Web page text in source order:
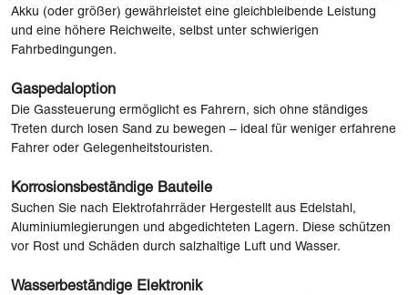
Akku (oder größer) gewährleistet eine gleichbleibende Leistung
und eine höhere Reichweite, selbst unter schwierigen
Fahrbedingungen.
Gaspedaloption
Die Gassteuerung ermöglicht es Fahrern, sich ohne ständiges
Treten durch losen Sand zu bewegen – ideal für weniger erfahrene
Fahrer oder Gelegenheitstouristen.
Korrosionsbeständige Bauteile
Suchen Sie nach Elektrofahrräder Hergestellt aus Edelstahl,
Aluminiumlegierungen und abgedichteten Lagern. Diese schützen
vor Rost und Schäden durch salzhaltige Luft und Wasser.
Wasserbeständige Elektronik